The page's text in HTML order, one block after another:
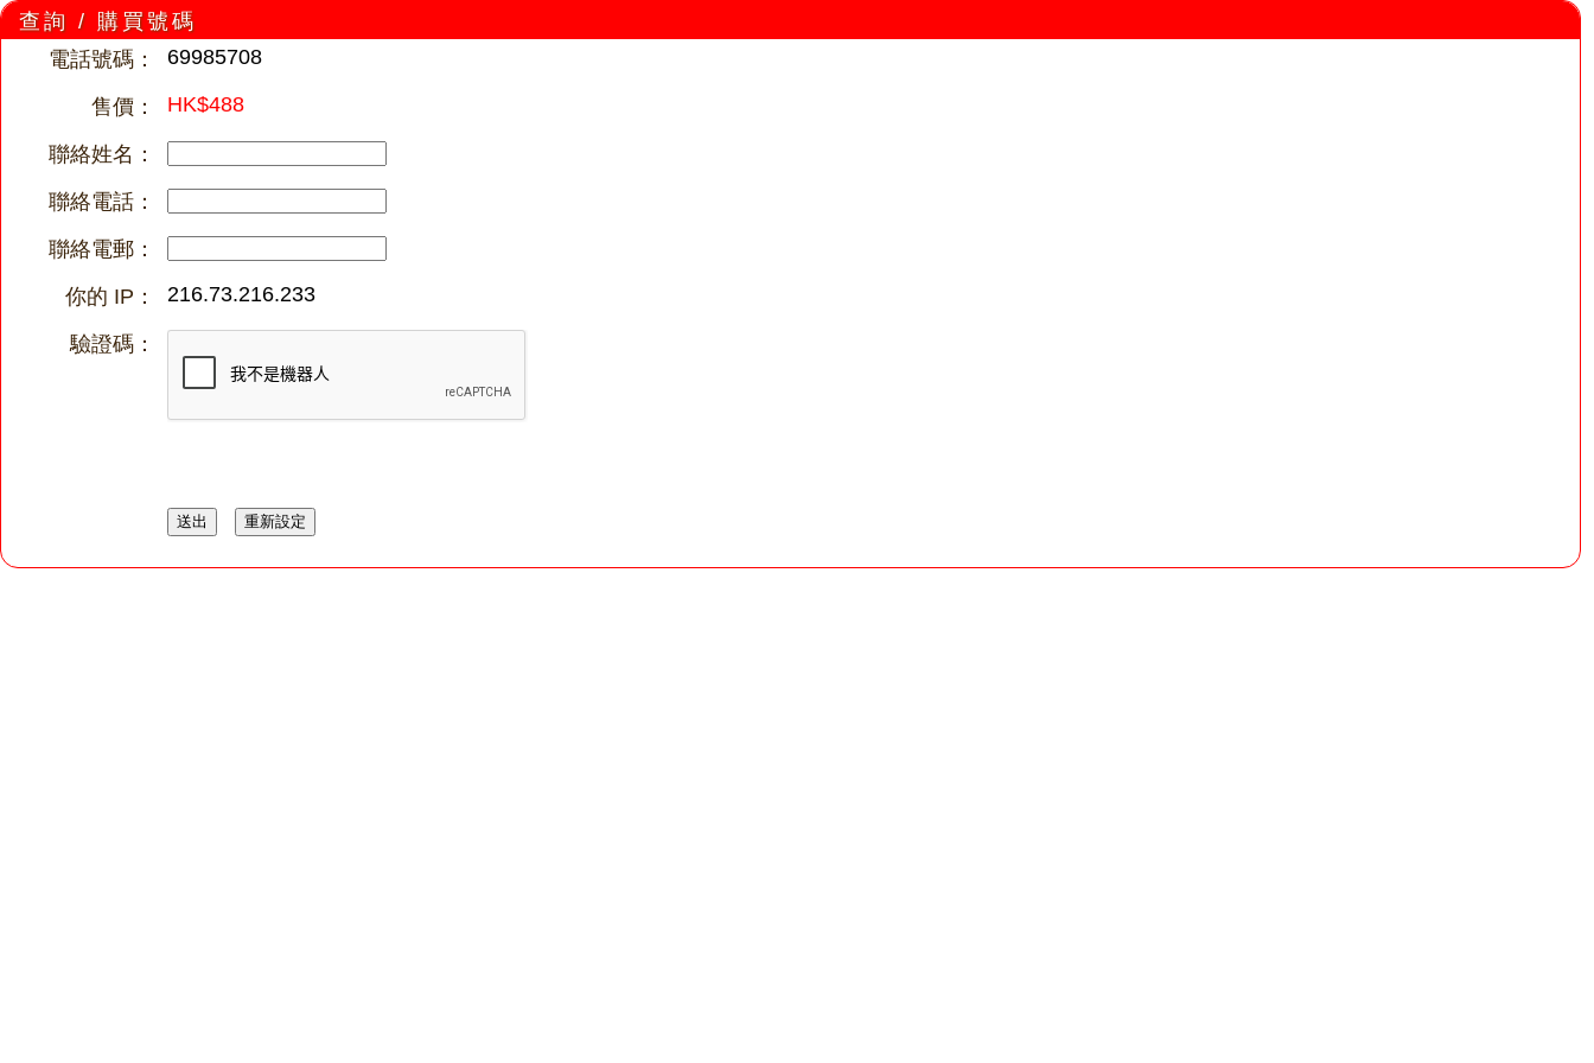
查詢 / 購買號碼
電話號碼：
69985708
售價： HK$488
聯絡姓名：
聯絡電話：
聯絡電郵：
你的 IP：
216.73.216.233
驗證碼：